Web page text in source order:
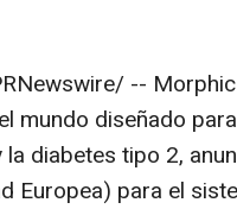
--
mundo diseñado
diabetes tipo 2,
Europea) para el